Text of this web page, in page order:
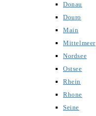
Donau
Douro
Main
Mittelmeer
Nordsee
Ostsee
Rhein
Rhone
Seine